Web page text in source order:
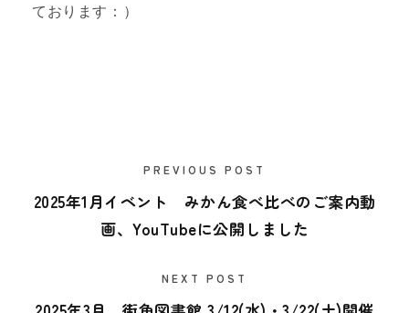
ております：）
PREVIOUS POST
2025年1月イベント みかん食べ比べのご案内動
画、YouTubeに公開しました
NEXT POST